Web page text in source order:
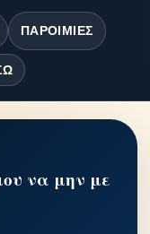
ΠΑΡΟΙΜΊΕΣ
να μην με